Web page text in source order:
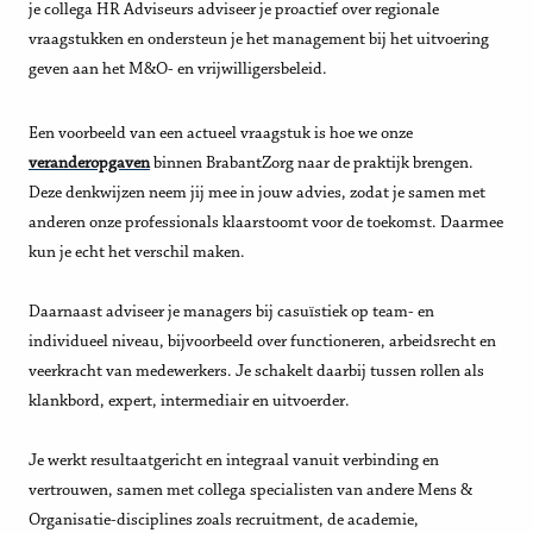
je collega HR Adviseurs adviseer je proactief over regionale
vraagstukken en ondersteun je het management bij het uitvoering
geven aan het M&O- en vrijwilligersbeleid.
Een voorbeeld van een actueel vraagstuk is hoe we onze
veranderopgavenbinnen BrabantZorg naar de praktijk brengen.
Deze denkwijzen neem jij mee in jouw advies, zodat je samen met
anderen onze professionals klaarstoomt voor de toekomst. Daarmee
kun je echt het verschil maken.
Daarnaast adviseer je managers bij casuïstiek op team- en
individueel niveau, bijvoorbeeld over functioneren, arbeidsrecht en
veerkracht van medewerkers. Je schakelt daarbij tussen rollen als
klankbord, expert, intermediair en uitvoerder.
Je werkt resultaatgericht en integraal vanuit verbinding en
vertrouwen, samen met collega specialisten van andere Mens &
Organisatie-disciplines zoals recruitment, de academie,